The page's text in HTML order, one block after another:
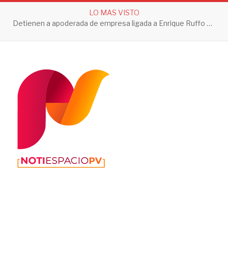
LO MAS VISTO
Detienen a apoderada de empresa ligada a Enrique Ruffo por investigación de Huachicol Fiscal